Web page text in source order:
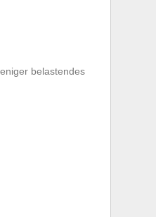
belastendes